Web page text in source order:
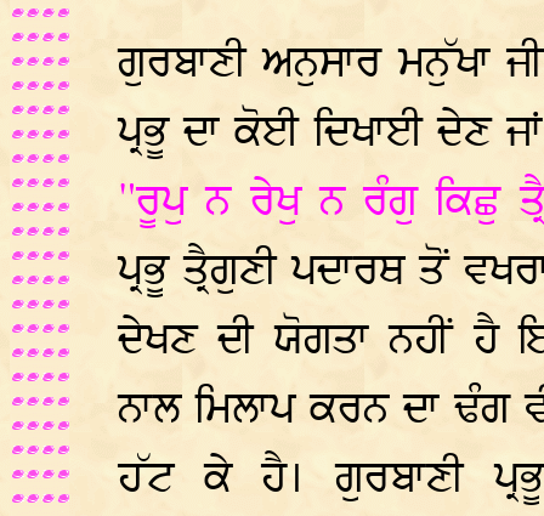
ਗੁਰਬਾਣੀ ਅਨੁਸਾਰ ਮਨੁੱਖਾ
ਪ੍ਰਭੂ ਦਾ ਕੋਈ ਦਿਖਾਈ ਦੇਣ
"ਰੂਪੁ ਨ ਰੇਖੁ ਨ ਰੰਗੁ ਕਿਛੁ
ਪ੍ਰਭੂ ਤ੍ਰੈਗੁਣੀ ਪਦਾਰਥ ਤੋਂ
ਦੇਖਣ ਦੀ ਯੋਗਤਾ ਨਹੀਂ ਹੈ
ਨਾਲ ਮਿਲਾਪ ਕਰਨ ਦਾ ਢੰਗ
ਹੱਟ ਕੇ ਹੈ। ਗੁਰਬਾਣੀ